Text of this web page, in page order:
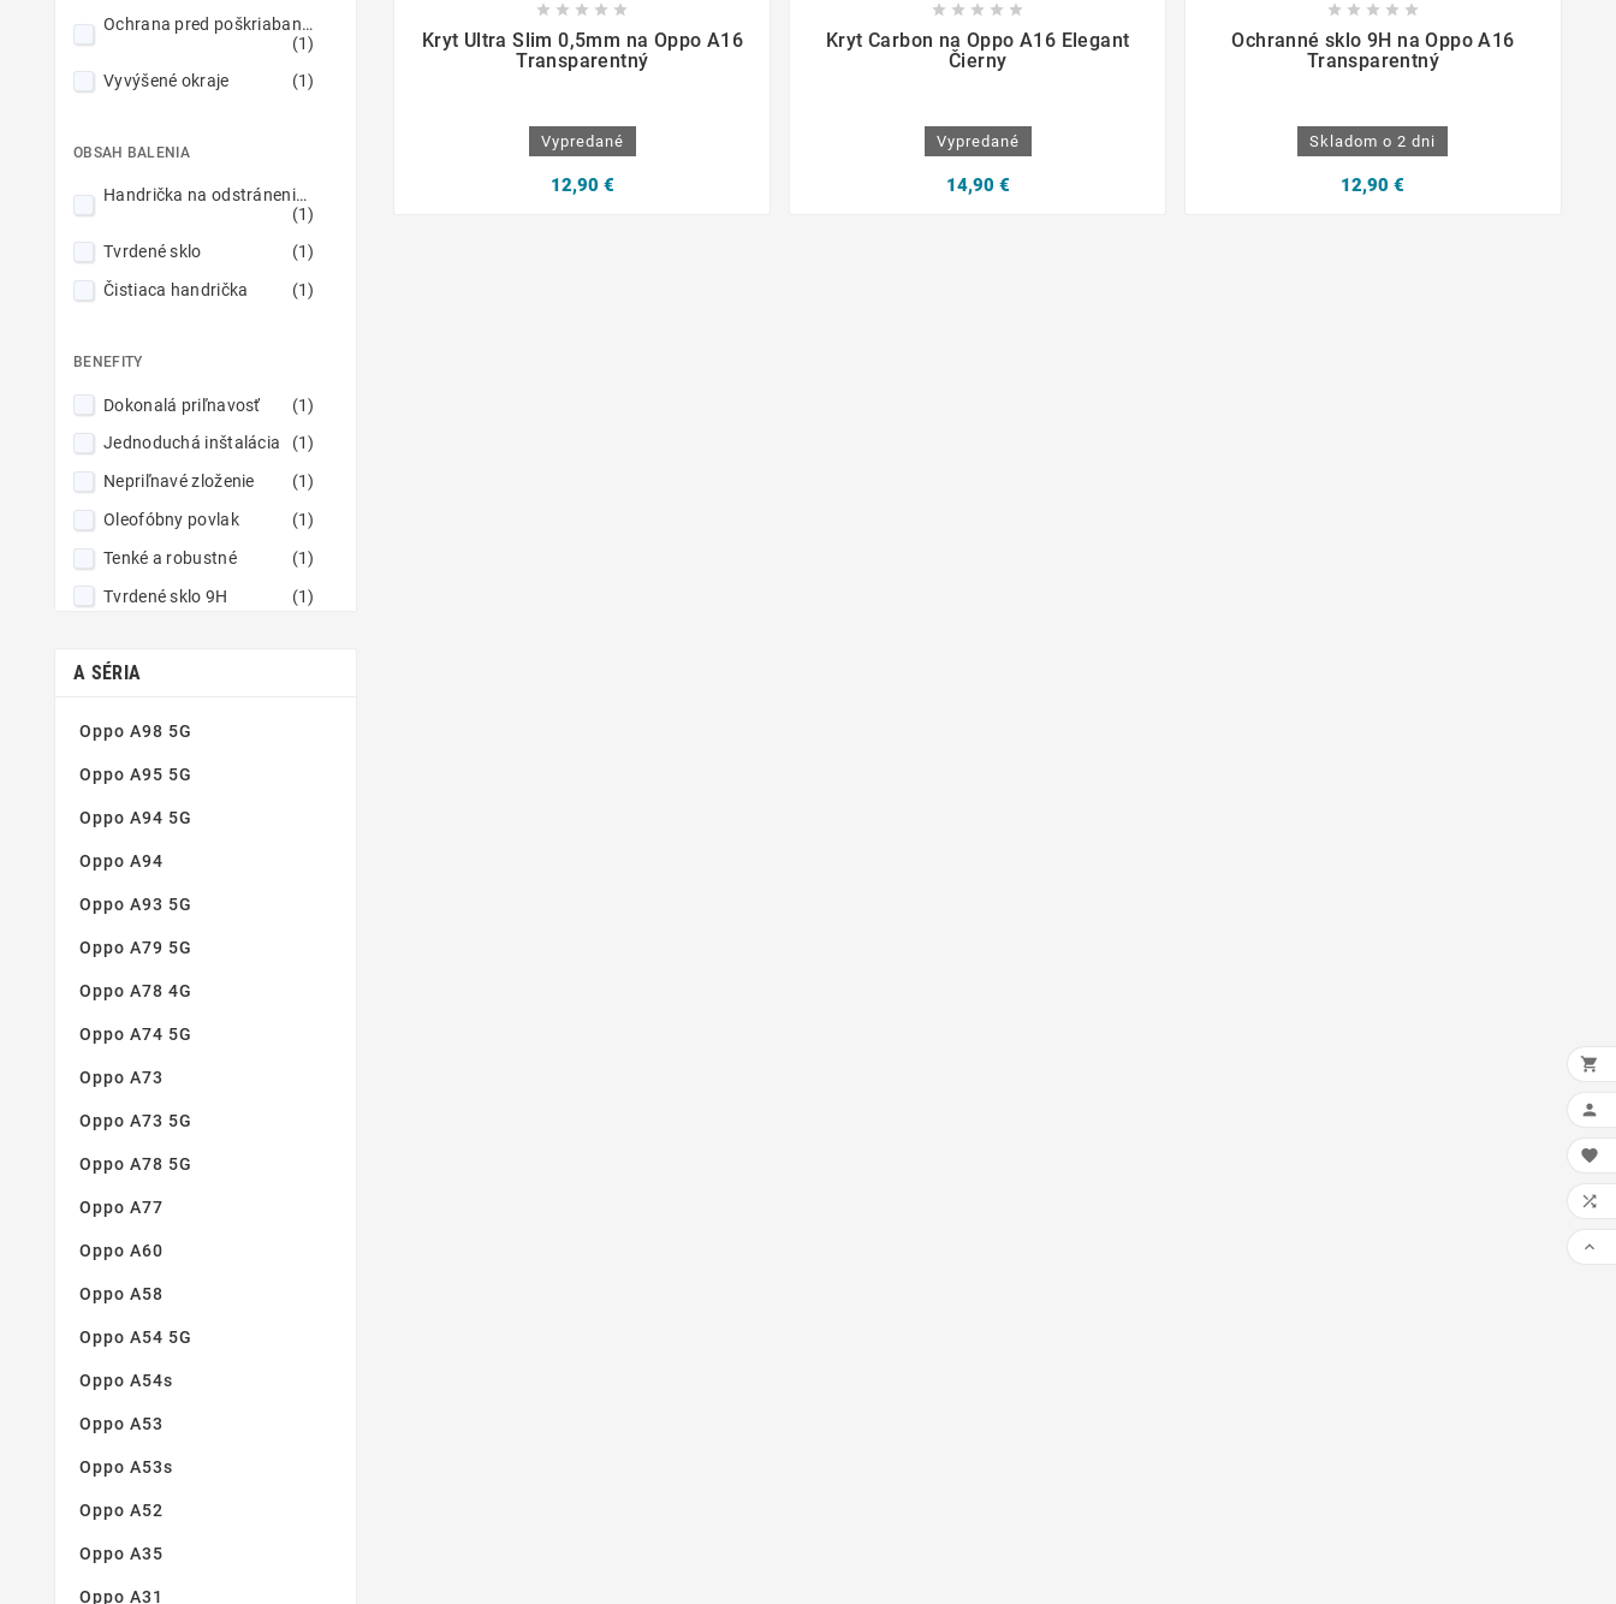
Ochrana pred poškriabaním
(1)
Vyvýšené okraje
(1)
OBSAH BALENIA
Handrička na odstránenie prachu
(1)
Tvrdené sklo
(1)
Čistiaca handrička
(1)
BENEFITY
Dokonalá priľnavosť
(1)
Jednoduchá inštalácia
(1)
Nepriľnavé zloženie
(1)
Oleofóbny povlak
(1)
Tenké a robustné
(1)
Tvrdené sklo 9H
(1)
A SÉRIA
Oppo A98 5G
Oppo A95 5G
Oppo A94 5G
Oppo A94
Oppo A93 5G
Oppo A79 5G
Oppo A78 4G
Oppo A74 5G
Oppo A73
Oppo A73 5G
Oppo A78 5G
Oppo A77
Oppo A60
Oppo A58
Oppo A54 5G
Oppo A54s
Oppo A53
Oppo A53s
Oppo A52
Oppo A35
Oppo A31
    
Kryt Ultra Slim 0,5mm na Oppo A16
Transparentný
Vypredané
12,90 €
    
Kryt Carbon na Oppo A16 Elegant
Čierny
Vypredané
14,90 €
    
Ochranné sklo 9H na Oppo A16
Transparentný
Skladom o 2 dni
12,90 €




